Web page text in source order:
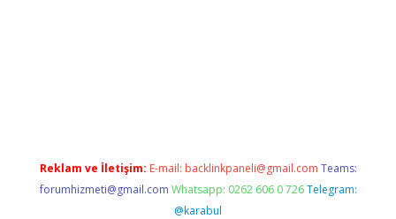
Reklam ve İletişim: E-mail: backlinkpaneli@gmail.com Teams:
forumhizmeti@gmail.com Whatsapp: 0262 606 0 726 Telegram:
@karabul